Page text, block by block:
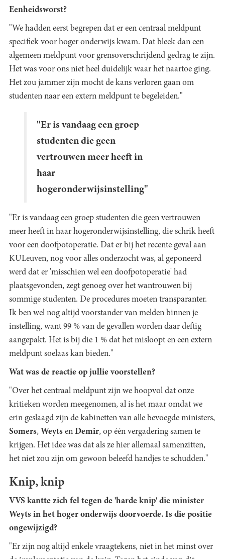
Eenheidsworst?
"We hadden eerst begrepen dat er een centraal meldpunt
specifiek voor hoger onderwijs kwam. Dat bleek dan een
algemeen meldpunt voor grensoverschrijdend gedrag te zijn.
Het was voor ons niet heel duidelijk waar het naartoe ging.
Het zou jammer zijn mocht de kans verloren gaan om
studenten naar een extern meldpunt te begeleiden."
"Er is vandaag een groep
studenten die geen
vertrouwen meer heeft in
haar
hogeronderwijsinstelling"
"Er is vandaag een groep studenten die geen vertrouwen
meer heeft in haar hogeronderwijsinstelling, die schrik heeft
voor een doofpotoperatie. Dat er bij het recente geval aan
KULeuven, nog voor alles onderzocht was, al geponeerd
werd dat er 'misschien wel een doofpotoperatie' had
plaatsgevonden, zegt genoeg over het wantrouwen bij
sommige studenten. De procedures moeten transparanter.
Ik ben wel nog altijd voorstander van melden binnen je
instelling, want 99 % van de gevallen worden daar deftig
aangepakt. Het is bij die 1 % dat het misloopt en een extern
meldpunt soelaas kan bieden."
Wat was de reactie op jullie voorstellen?
"Over het centraal meldpunt zijn we hoopvol dat onze
kritieken worden meegenomen, al is het maar omdat we
erin geslaagd zijn de kabinetten van alle bevoegde ministers,
Somers, Weyts en Demir, op één vergadering samen te
krijgen. Het idee was dat als ze hier allemaal samenzitten,
het niet zou zijn om gewoon beleefd handjes te schudden."
Knip, knip
VVS kantte zich fel tegen de 'harde knip' die minister
Weyts in het hoger onderwijs doorvoerde. Is die positie
ongewijzigd?
"Er zijn nog altijd enkele vraagtekens, niet in het minst over